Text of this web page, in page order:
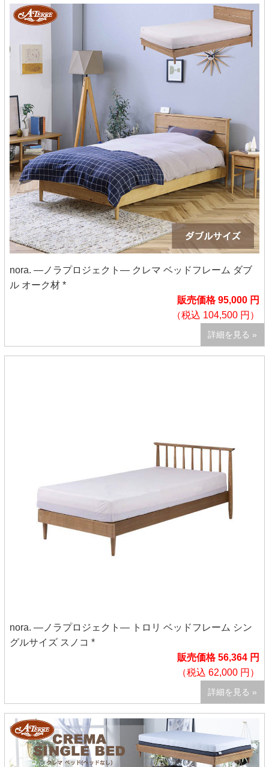
nora. ―ノラプロジェクト― クレマ ベッドフレーム ダブ
ル オーク材 *
販売価格 95,000 円
（税込 104,500 円）
詳細を見る »
nora. ―ノラプロジェクト― トロリ ベッドフレーム シン
グルサイズ スノコ *
販売価格 56,364 円
（税込 62,000 円）
詳細を見る »